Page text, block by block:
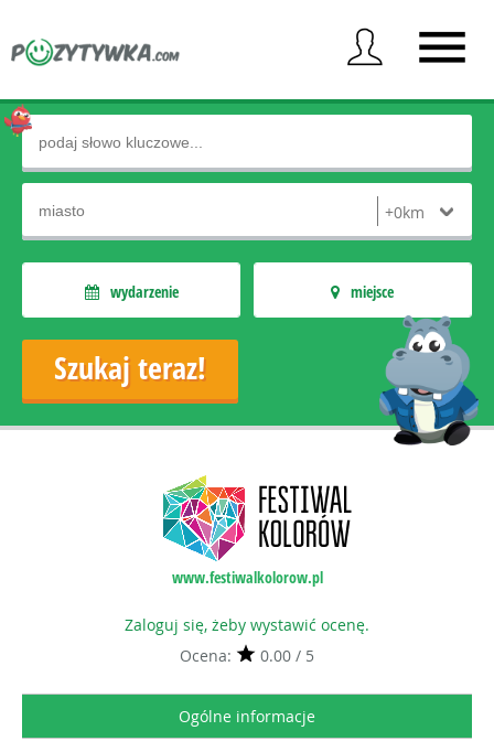
wydarzenie miejsce
www.festiwalkolorow.pl
Zaloguj się, żeby wystawić ocenę.
Ocena:
0.00 / 5
Ogólne informacje